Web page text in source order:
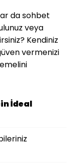
da sohbet
veya
Kendiniz
vermenizi
İdeal